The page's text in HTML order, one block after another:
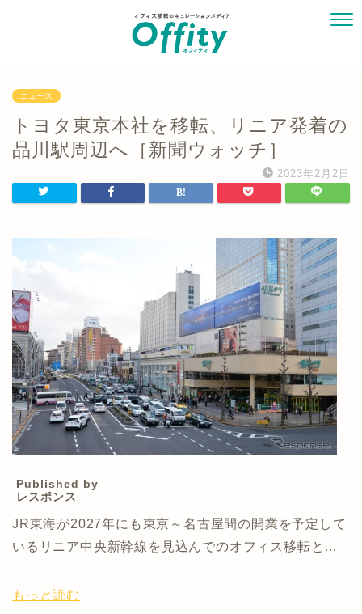
ニュース
トヨタ東京本社を移転、リニア発着の
品川駅周辺へ［新聞ウォッチ］
2023年2月2日
Published by
レスポンス
JR東海が2027年にも東京～名古屋間の開業を予定して
いるリニア中央新幹線を見込んでのオフィス移転と…
もっと読む